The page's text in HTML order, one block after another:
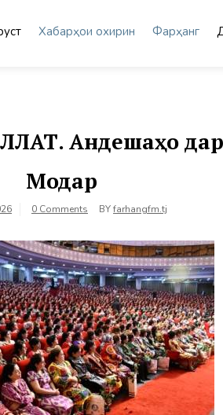
Хабарҳои охирин Фарҳанг
Андешаҳо дар
Модар
0 Comments BYfarhangfm.tj